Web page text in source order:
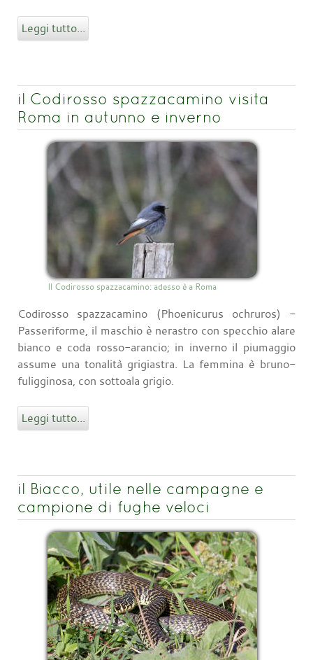
Leggi tutto...
il Codirosso spazzacamino visita
Roma in autunno e inverno
Il Codirosso spazzacamino: adesso è a Roma
Codirosso spazzacamino (Phoenicurus ochruros) -
Passeriforme, il maschio è nerastro con specchio alare
bianco e coda rosso-arancio; in inverno il piumaggio
assume una tonalità grigiastra. La femmina è bruno-
fuligginosa, con sottoala grigio.
Leggi tutto...
il Biacco, utile nelle campagne e
campione di fughe veloci